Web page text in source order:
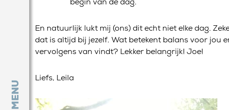
MENU
En natuurlijk lukt mij (ons) dit echt niet elke dag.
dat is altijd bij jezelf. Wat betekent balans voor jou
vervolgens van vindt? Lekker belangrijk! Joe!
Liefs, Leila